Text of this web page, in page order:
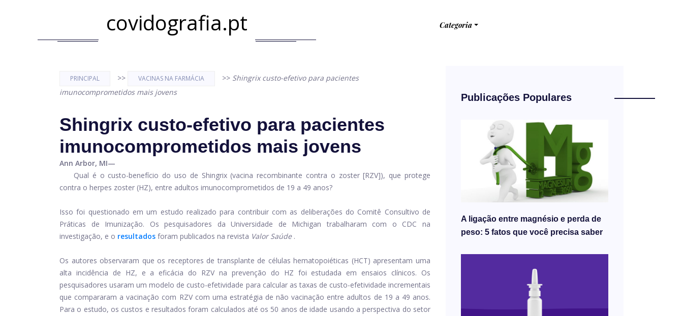
covidografia.pt Categoria
PRINCIPAL >> VACINAS NA FARMÁCIA >> Shingrix custo-efetivo para pacientes
imunocomprometidos mais jovens
Shingrix custo-efetivo para pacientes
imunocomprometidos mais jovens
Ann Arbor, MI—
Qual é o custo-benefício do uso de Shingrix (vacina recombinante contra o zoster [RZV]), que protege
contra o herpes zoster (HZ), entre adultos imunocomprometidos de 19 a 49 anos?
Isso foi questionado em um estudo realizado para contribuir com as deliberações do Comitê Consultivo de
Práticas de Imunização. Os pesquisadores da Universidade de Michigan trabalharam com o CDC na
investigação, e o resultados foram publicados na revista Valor Saúde.
Os autores observaram que os receptores de transplante de células hematopoiéticas (HCT) apresentam uma
alta incidência de HZ, e a eficácia do RZV na prevenção do HZ foi estudada em ensaios clínicos. Os
pesquisadores usaram um modelo de custo-efetividade para calcular as taxas de custo-efetividade incrementais
que compararam a vacinação com RZV com uma estratégia de não vacinação entre adultos de 19 a 49 anos.
Para o estudo, os custos e resultados foram calculados até os 50 anos de idade usando a perspectiva do setor
Publicações Populares
A ligação entre magnésio e perda de
peso: 5 fatos que você precisa saber